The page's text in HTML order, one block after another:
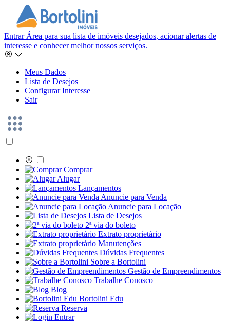
Entrar Área para sua lista de imóveis desejados, acionar alertas de
interesse e conhecer melhor nossos serviços.
Meus Dados
Lista de Desejos
Configurar Interesse
Sair
Comprar
Alugar
Lançamentos
Anuncie para Venda
Anuncie para Locação
Lista de Desejos
2ª via do boleto
Extrato proprietário
Manutenções
Dúvidas Frequentes
Sobre a Bortolini
Gestão de Empreendimentos
Trabalhe Conosco
Blog
Bortolini Edu
Reserva
Entrar